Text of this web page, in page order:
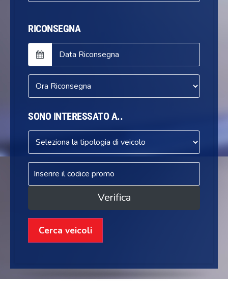
RICONSEGNA
SONO INTERESSATO A..
Verifica
Cerca veicoli